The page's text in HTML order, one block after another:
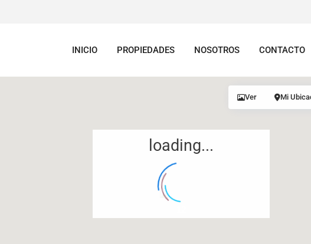
INICIO PROPIEDADES NOSOTROS CONTACTO
loading...
Ver Mi